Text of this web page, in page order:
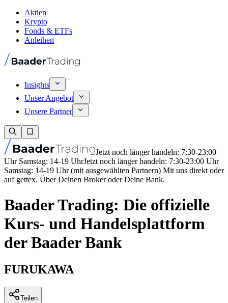
Aktien
Krypto
Fonds & ETFs
Anleihen
Insights
Unser Angebot
Unsere Partner
Jetzt noch länger handeln: 7:30-23:00
Uhr Samstag: 14-19 UhrJetzt noch länger handeln: 7:30-23:00 Uhr
Samstag: 14-19 Uhr (mit ausgewählten Partnern) Mit uns direkt oder
auf gettex. Über Deinen Broker oder Deine Bank.
Baader Trading: Die offizielle
Kurs- und Handelsplattform
der Baader Bank
FURUKAWA
Teilen